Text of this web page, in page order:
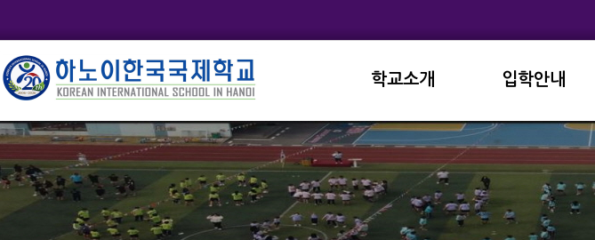
학교소개
교직원인사
학교상징
학교연혁
학교교육목표
입학안내
중고등학교